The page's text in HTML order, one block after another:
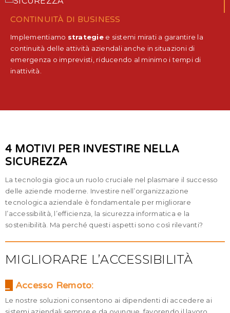
CONTINUITÀ DI BUSINESS
Implementiamo strategiee sistemi mirati a garantire la
continuità delle attività aziendali anche in situazioni di
emergenza o imprevisti, riducendo al minimo i tempi di
inattività.
4 MOTIVI PER INVESTIRE NELLA
SICUREZZA
La tecnologia gioca un ruolo cruciale nel plasmare il successo
delle aziende moderne. Investire nell’organizzazione
tecnologica aziendale è fondamentale per migliorare
l’accessibilità, l’efficienza, la sicurezza informatica e la
sostenibilità. Ma perché questi aspetti sono così rilevanti?
MIGLIORARE L’ACCESSIBILITÀ
Accesso Remoto:
Le nostre soluzioni consentono ai dipendenti di accedere ai
sistemi aziendali sempre e da ovunque, favorendo il lavoro